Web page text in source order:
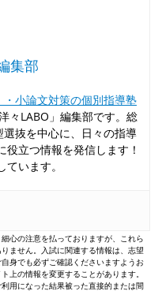
集部
小論文対策の個別指導塾
々LABO」編集部です。総
抜を中心に、日々の指導
立つ情報を発信します！
います。
心の注意を払っておりますが、これら
ません。入試に関連する情報は、志望
身でも必ずご確認くださいますようお
上の情報を変更することがあります。
用になった結果被った直接的または間